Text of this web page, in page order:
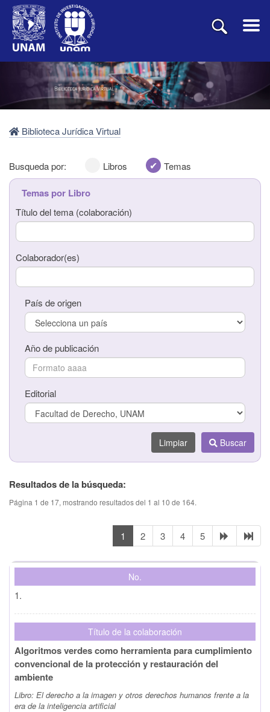
Biblioteca Jurídica Virtual
Busqueda por: Libros Temas
Título del libro
Autor(es)
País de origen
Año de publicación
Editorial
Limpiar Buscar
Temas por Libro
Título del tema (colaboración)
Colaborador(es)
País de origen
Año de publicación
Editorial
Limpiar Buscar
Resultados de la búsqueda:
Página 1 de 17, mostrando resultados del 1 al 10 de 164.
1 2 3 4 5
No.
1.
Título de la colaboración
Algoritmos verdes como herramienta para cumplimiento
convencional de la protección y restauración del
ambiente
Libro: El derecho a la imagen y otros derechos humanos frente a la
era de la inteligencia artificial